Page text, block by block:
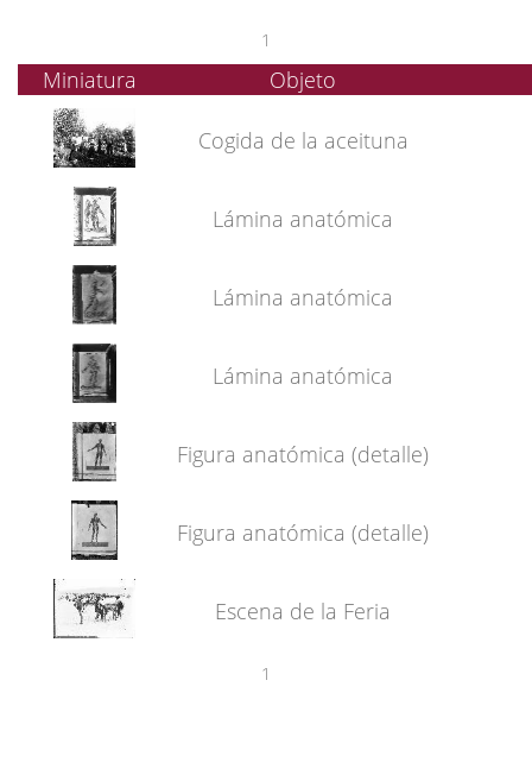
1
Miniatura Objeto
Cogida de la aceituna
Lámina anatómica
Lámina anatómica
Lámina anatómica
Figura anatómica (detalle)
Figura anatómica (detalle)
Escena de la Feria
1